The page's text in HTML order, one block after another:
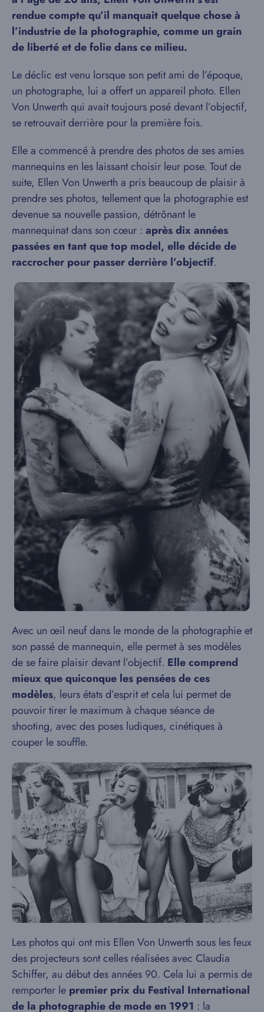
rendue compte qu’il manquait quelque chose à
l’industrie de la photographie, comme un grain
de liberté et de folie dans ce milieu.
Le déclic est venu lorsque son petit ami de l’époque,
un photographe, lui a offert un appareil photo. Ellen
Von Unwerth qui avait toujours posé devant l’objectif,
se retrouvait derrière pour la première fois.
Elle a commencé à prendre des photos de ses amies
mannequins en les laissant choisir leur pose. Tout de
suite, Ellen Von Unwerth a pris beaucoup de plaisir à
prendre ses photos, tellement que la photographie est
devenue sa nouvelle passion, détrônant le
mannequinat dans son cœur : après dix années
passées en tant que top model, elle décide de
raccrocher pour passer derrière l’objectif.
Avec un œil neuf dans le monde de la photographie et
son passé de mannequin, elle permet à ses modèles
de se faire plaisir devant l’objectif. Elle comprend
mieux que quiconque les pensées de ces
modèles, leurs états d’esprit et cela lui permet de
pouvoir tirer le maximum à chaque séance de
shooting, avec des poses ludiques, cinétiques à
couper le souffle.
Les photos qui ont mis Ellen Von Unwerth sous les feux
des projecteurs sont celles réalisées avec Claudia
Schiffer, au début des années 90. Cela lui a permis de
remporter le premier prix du Festival International
de la photographie de mode en 1991 : la